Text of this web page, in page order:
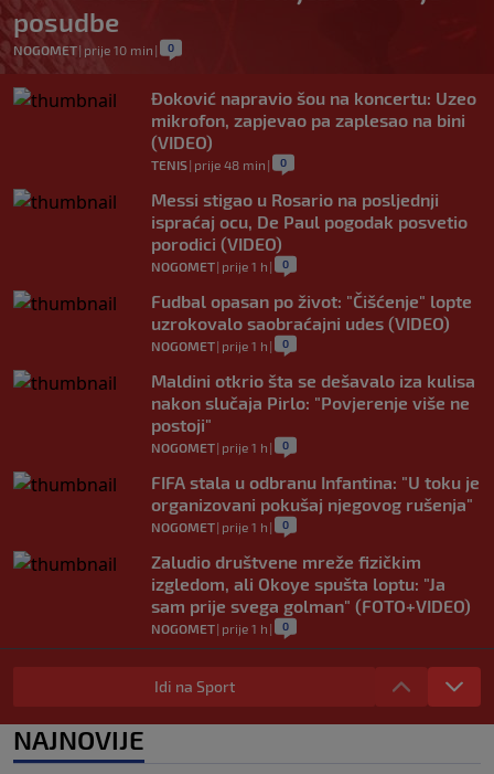
posudbe
NOGOMET| prije 10 min | 0
Đoković napravio šou na koncertu: Uzeo
mikrofon, zapjevao pa zaplesao na bini
(VIDEO)
TENIS| prije 48 min | 0
Messi stigao u Rosario na posljednji
ispraćaj ocu, De Paul pogodak posvetio
porodici (VIDEO)
NOGOMET| prije 1 h | 0
Fudbal opasan po život: "Čišćenje" lopte
uzrokovalo saobraćajni udes (VIDEO)
NOGOMET| prije 1 h | 0
Maldini otkrio šta se dešavalo iza kulisa
nakon slučaja Pirlo: "Povjerenje više ne
postoji"
NOGOMET| prije 1 h | 0
FIFA stala u odbranu Infantina: "U toku je
organizovani pokušaj njegovog rušenja"
NOGOMET| prije 1 h | 0
Zaludio društvene mreže fizičkim
izgledom, ali Okoye spušta loptu: "Ja
sam prije svega golman" (FOTO+VIDEO)
NOGOMET| prije 1 h | 0
Japanac šetao Baščaršijom pa slučajno
sreo legendu Galatasaraya: Nije znao ko
VIRALNO|prije 1 h| 0
Idi na Sport
NAJNOVIJE